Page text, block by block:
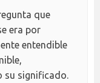
que
era por
entendible
su significado.